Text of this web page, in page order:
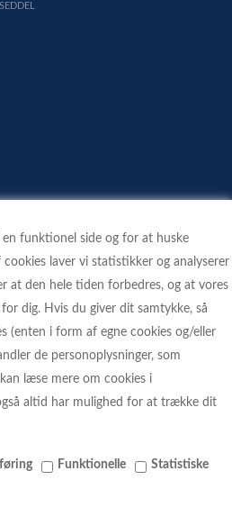
funktionel side og for at huske
laver vi statistikker og analyserer
at den hele tiden forbedres, og at vores
dig. Hvis du giver dit samtykke, så
(enten i form af egne cookies og/eller
de personoplysninger, som
læse mere om cookies i
altid har mulighed for at trække dit
Funktionelle Statistiske